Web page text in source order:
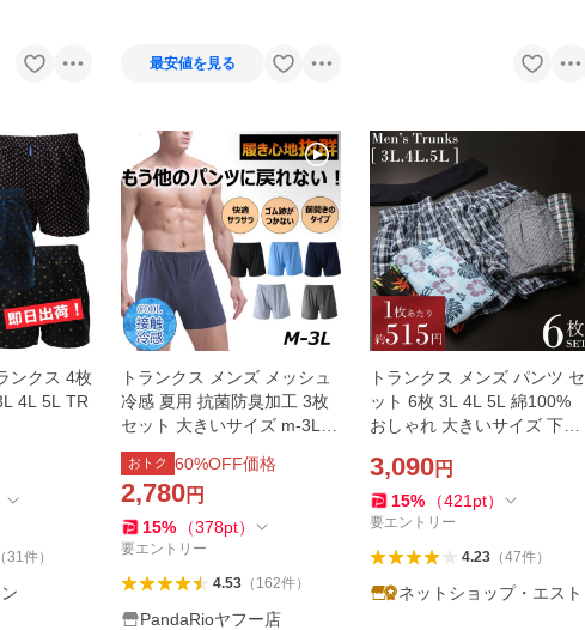
最安値を見る
ンクス 4枚
4L 5L TR
31件）
トランクス メンズ メッシュ
冷感 夏用 抗菌防臭加工 3枚
セット 大きいサイズ m-3L
無地 肌着 吸汗速乾 通気性 下
着メンズ メンズトランクス
黒 夏 爆買 LHT
おトク 60%OFF価格
2,780円
15% （378pt）
要エントリー
4.53（ 162件）
PandaRioヤフー店
トランクス メンズ パンツ セ
ット 6枚 3L 4L 5L 綿100%
おしゃれ 大きいサイズ 下着
ボタン閉じ 柄 安い
3,090円
15% （421 pt）
要エントリー
4.23（47件）
ネットショップ・エスト